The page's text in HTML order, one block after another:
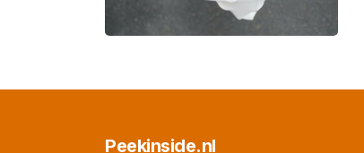
Peekinside.nl